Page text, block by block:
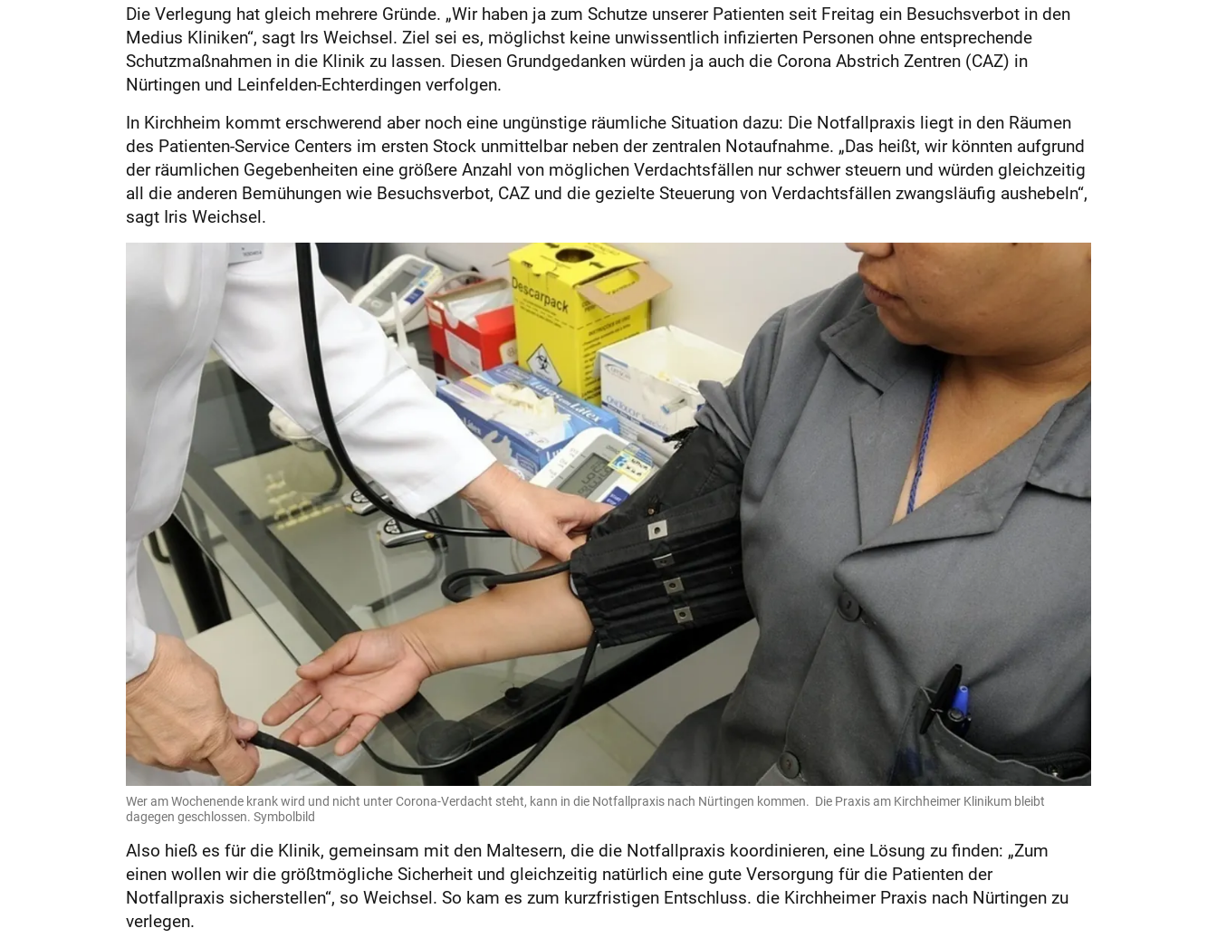
Die Verlegung hat gleich mehrere Gründe. „Wir haben ja zum Schutze unserer Patienten seit Freitag ein Besuchsverbot in den
Medius Kliniken“, sagt Irs Weichsel. Ziel sei es, möglichst keine unwissentlich infizierten Personen ohne entsprechende
Schutzmaßnahmen in die Klinik zu lassen. Diesen Grundgedanken würden ja auch die Corona Abstrich Zentren (CAZ) in
Nürtingen und Leinfelden-Echterdingen verfolgen.
In Kirchheim kommt erschwerend aber noch eine ungünstige räumliche Situation dazu: Die Notfallpraxis liegt in den Räumen
des Patienten-Service Centers im ersten Stock unmittelbar neben der zentralen Notaufnahme. „Das heißt, wir könnten aufgrund
der räumlichen Gegebenheiten eine größere Anzahl von möglichen Verdachtsfällen nur schwer steuern und würden gleichzeitig
all die anderen Bemühungen wie Besuchsverbot, CAZ und die gezielte Steuerung von Verdachtsfällen zwangsläufig aushebeln“,
sagt Iris Weichsel.
Wer am Wochenende krank wird und nicht unter Corona-Verdacht steht, kann in die Notfallpraxis nach Nürtingen kommen. Die Praxis am Kirchheimer Klinikum bleibt
dagegen geschlossen. Symbolbild
Also hieß es für die Klinik, gemeinsam mit den Maltesern, die die Notfallpraxis koordinieren, eine Lösung zu finden: „Zum
einen wollen wir die größtmögliche Sicherheit und gleichzeitig natürlich eine gute Versorgung für die Patienten der
Notfallpraxis sicherstellen“, so Weichsel. So kam es zum kurzfristigen Entschluss. die Kirchheimer Praxis nach Nürtingen zu
verlegen.